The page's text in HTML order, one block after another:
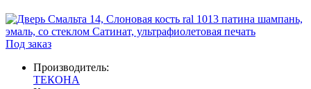
Под заказ
Производитель:
ТЕКОНА